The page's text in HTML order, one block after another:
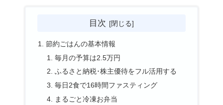
目次
節約ごはんの基本情報
毎月の予算は2.5万円
ふるさと納税･株主優待をフル活用する
毎日2食で16時間ファスティング
まるごと冷凍お弁当